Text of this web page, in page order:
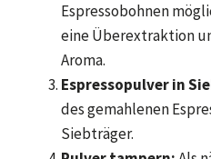
Espressobohnen
eine Überextraktion
Aroma.
Espressopulver in
des gemahlenen
Siebträger.